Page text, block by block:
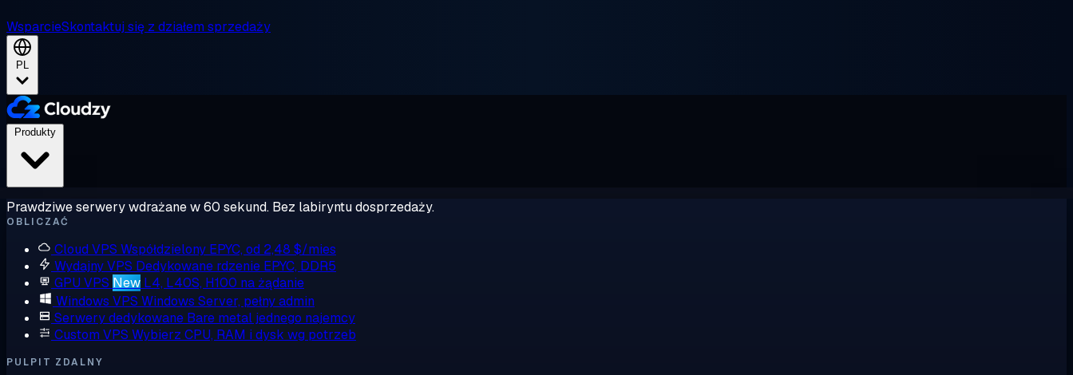
WsparcieSkontaktuj się z działem sprzedaży
PL
Prawdziwe serwery wdrażane w 60 sekund. Bez labiryntu dosprzedaży.
OBLICZAĆ
Cloud VPS Współdzielony EPYC, od 2,48 $/mies
Wydajny VPS Dedykowane rdzenie EPYC, DDR5
GPU VPS New L4, L40S, H100 na żądanie
Windows VPS Windows Server, pełny admin
Serwery dedykowane Bare metal jednego najemcy
Custom VPS Wybierz CPU, RAM i dysk wg potrzeb
PULPIT ZDALNY